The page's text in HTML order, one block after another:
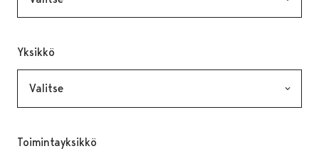
Yksikkö
Toimintayksikkö